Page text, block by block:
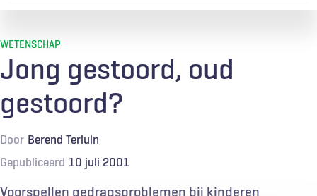
terms
WETENSCHAP
Jong gestoord, oud
gestoord?
Door Berend Terluin
Gepubliceerd 10 juli 2001
Voorspellen gedragsproblemen bij kinderen